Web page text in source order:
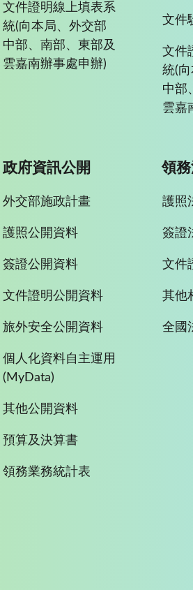
文件證明線上填表系
統(向本局、外交部
中部、南部、東部及
雲嘉南辦事處申辦)
文件
文件
統(
中部
雲嘉
政府資訊公開
外交部施政計畫
護照公開資料
簽證公開資料
文件證明公開資料
旅外安全公開資料
個人化資料自主運用
(MyData)
其他公開資料
預算及決算書
領務業務統計表
領
護照
簽證
文件
其他
全國